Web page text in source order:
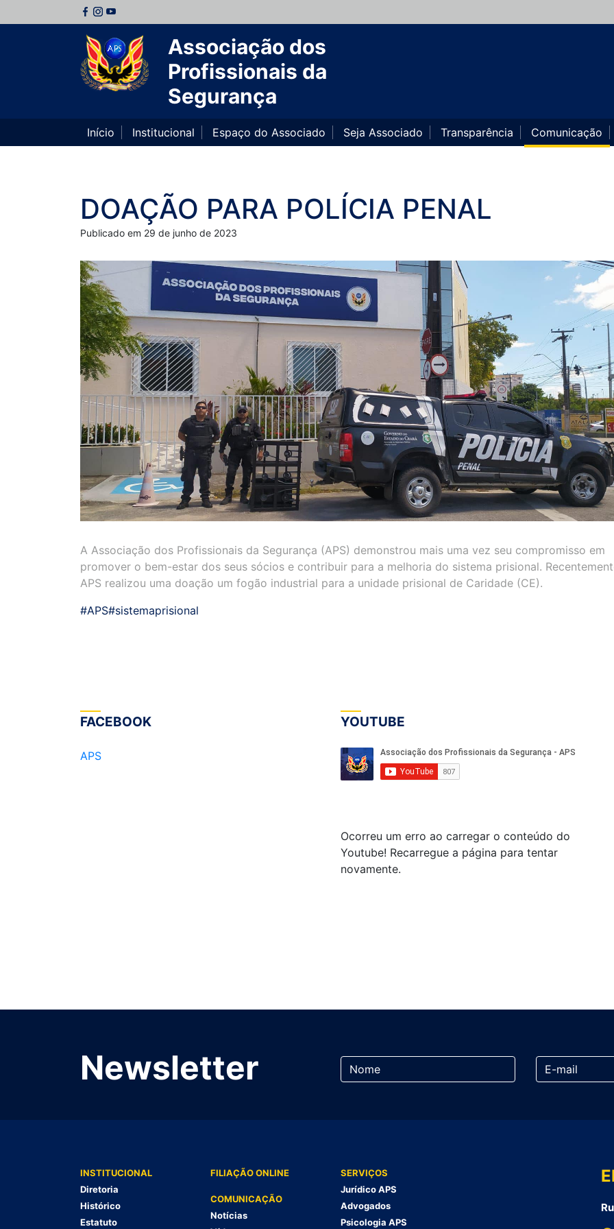
Associação dos
Profissionais da
Segurança
Início Institucional Espaço do Associado Seja Associado Transparência Comunicação
DOAÇÃO PARA POLÍCIA PENAL
Publicado em 29 de junho de 2023
A Associação dos Profissionais da Segurança (APS) demonstrou mais uma vez seu compromisso em
promover o bem-estar dos seus sócios e contribuir para a melhoria do sistema prisional.
APS realizou uma doação um fogão industrial para a unidade prisional de Caridade (CE).
#APS#sistemaprisional
FACEBOOK
APS
YOUTUBE
Ocorreu um erro ao carregar o conteúdo do
Youtube! Recarregue a página para tentar
novamente.
Newsletter
INSTITUCIONAL
Diretoria
Histórico
Estatuto
FILIAÇÃO ONLINE
COMUNICAÇÃO
Notícias
SERVIÇOS
Jurídico APS
Advogados
Psicologia APS